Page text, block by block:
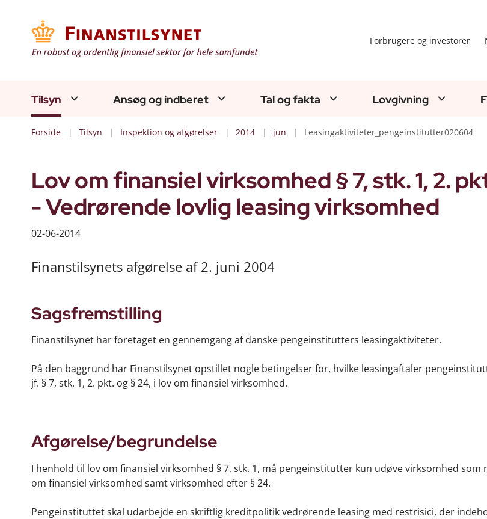
Forbrugere og investorer
Tilsyn Ansøg og indberet Tal og fakta Lovgivning
Forside Tilsyn Inspektion og afgørelser 2014 jun Leasingaktiviteter_pengeinstitutter020604
Lov om finansiel virksomhed § 7, stk. 1, 2.
- Vedrørende lovlig leasing virksomhed
02-06-2014
Finanstilsynets afgørelse af 2. juni 2004
Sagsfremstilling
Finanstilsynet har foretaget en gennemgang af danske pengeinstitutters leasingaktiviteter.
På den baggrund har Finanstilsynet opstillet nogle betingelser for, hvilke leasingaftaler
jf. § 7, stk. 1, 2. pkt. og § 24, i lov om finansiel virksomhed.
Afgørelse/begrundelse
I henhold til lov om finansiel virksomhed § 7, stk. 1, må pengeinstitutter kun udøve virksomhed
om finansiel virksomhed samt virksomhed efter § 24.
Pengeinstituttet skal udarbejde en skriftlig kreditpolitik vedrørende leasing med restrisici, der